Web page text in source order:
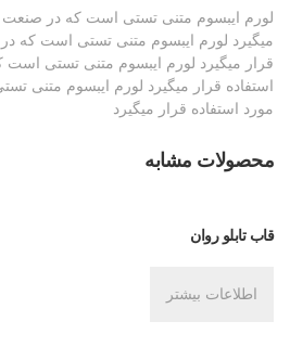
لورم ایبسوم متنی تستی است که در صنعت
میگیرد لورم ایبسوم متنی تستی است که
قرار میگیرد لورم ایبسوم متنی تستی
استفاده قرار میگیرد لورم ایبسوم
مورد استفاده قرار میگیرد
محصولات مشابه
قاب تابلو روان
اطلاعات بیشتر